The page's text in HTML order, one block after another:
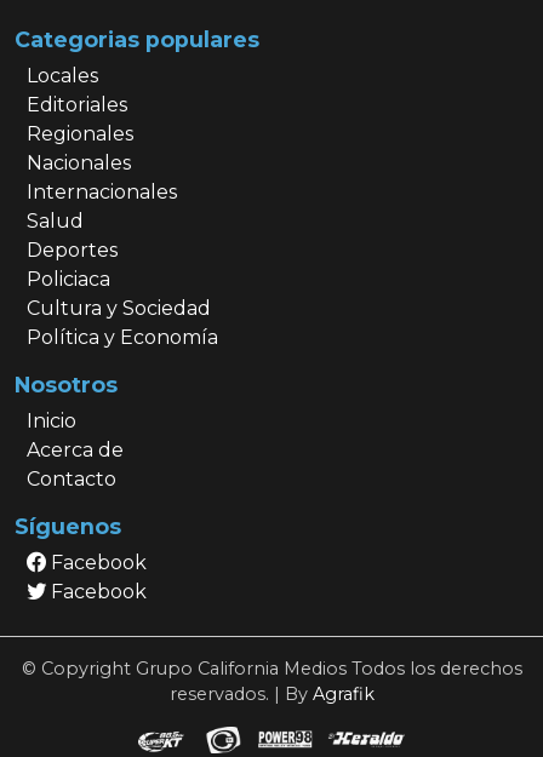
Categorias populares
Locales
Editoriales
Regionales
Nacionales
Internacionales
Salud
Deportes
Policiaca
Cultura y Sociedad
Política y Economía
Nosotros
Inicio
Acerca de
Contacto
Síguenos
Facebook
Facebook
© Copyright Grupo California Medios Todos los derechos
reservados. | By Agrafik